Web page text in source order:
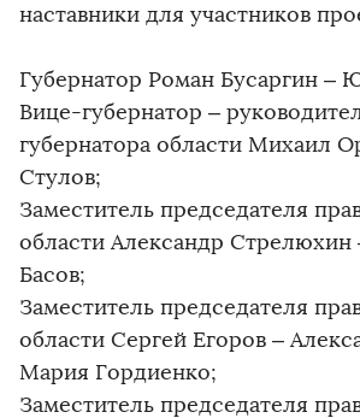
наставники для участников
Губернатор Роман Бусаргин –
Вице-губернатор –
губернатора области Михаил
Стулов;
Заместитель председателя
области Александр Стрелюхин
Басов;
Заместитель председателя
области Сергей Егоров –
Мария Гордиенко;
Заместитель председателя